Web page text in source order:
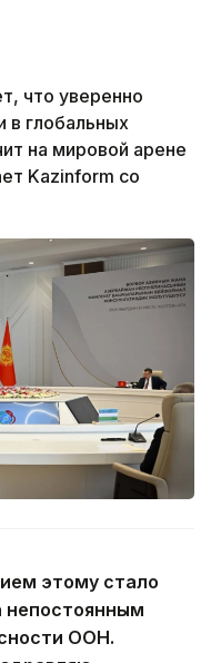
что уверенно
в глобальных
на мировой арене
Kazinform со
этому стало
непостоянным
ООН.